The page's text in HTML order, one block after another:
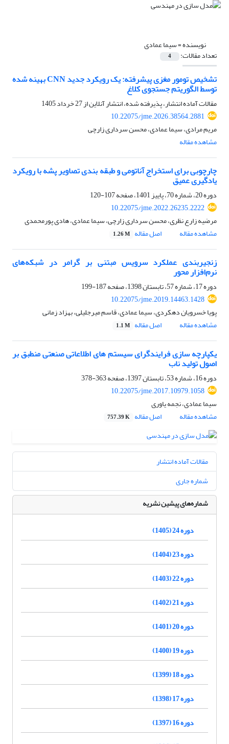
نویسنده =سیما عمادی
تعداد مقالات: 4
تشخیص تومور مغزی پیشرفته: یک رویکرد جدید CNN بهینه شده
توسط الگوریتم جستجوی کلاغ
مقالات آماده انتشار، پذیرفته شده، انتشار آنلاین از27 خرداد 1405
10.22075/jme.2026.38564.2881
مریم مرادی، سیما عمادی، محسن سرداری زارچی
مشاهده مقاله
چارچوبی برای استخراج آناتومی و طبقه بندی تصاویر پشه با رویکرد
یادگیری عمیق
دوره 20، شماره 70، پاییز 1401، صفحه
107-120
10.22075/jme.2022.26235.2222
مرضیه زارع نظری، محسن سرداری زارچی، سیما عمادی، هادی پورمحمدی
مشاهده مقاله
اصل مقاله 1.26 M
زنجیربندی عملکرد سرویس مبتنی بر گرامر در شبکه‌های
نرم‌افزار محور
دوره 17، شماره 57، تابستان 1398، صفحه
187-199
10.22075/jme.2019.14463.1428
پویا خسرویان دهکردی، سیما عمادی، قاسم میرجلیلی، بهزاد زمانی
مشاهده مقاله
اصل مقاله 1.1 M
یکپارچه سازی فرایندگرای سیستم های اطلاعاتی صنعتی منطبق بر
اصول تولید ناب
دوره 16، شماره 53، تابستان 1397، صفحه
363-378
10.22075/jme.2017.10979.1058
سیما عمادی، نجمه یاوری
مشاهده مقاله
اصل مقاله 757.39 K
مقالات آماده انتشار
شماره جاری
شماره‌های پیشین نشریه
دوره 24 (1405)
دوره 23 (1404)
دوره 22 (1403)
دوره 21 (1402)
دوره 20 (1401)
دوره 19 (1400)
دوره 18 (1399)
دوره 17 (1398)
دوره 16 (1397)